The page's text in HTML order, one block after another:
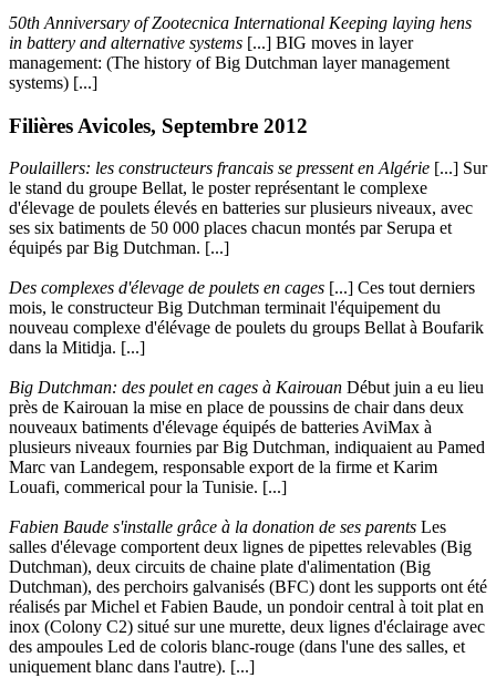
50th Anniversary of Zootecnica International Keeping laying hens
in battery and alternative systems [...] BIG moves in layer
management: (The history of Big Dutchman layer management
systems) [...]
Filières Avicoles, Septembre 2012
Poulaillers: les constructeurs francais se pressent en Algérie [...] Sur
le stand du groupe Bellat, le poster représentant le complexe
d'élevage de poulets élevés en batteries sur plusieurs niveaux, avec
ses six batiments de 50 000 places chacun montés par Serupa et
équipés par Big Dutchman. [...]
Des complexes d'élevage de poulets en cages [...] Ces tout derniers
mois, le constructeur Big Dutchman terminait l'équipement du
nouveau complexe d'élévage de poulets du groups Bellat à Boufarik
dans la Mitidja. [...]
Big Dutchman: des poulet en cages à Kairouan Début juin a eu lieu
près de Kairouan la mise en place de poussins de chair dans deux
nouveaux batiments d'élevage équipés de batteries AviMax à
plusieurs niveaux fournies par Big Dutchman, indiquaient au Pamed
Marc van Landegem, responsable export de la firme et Karim
Louafi, commerical pour la Tunisie. [...]
Fabien Baude s'installe grâce à la donation de ses parents Les
salles d'élevage comportent deux lignes de pipettes relevables (Big
Dutchman), deux circuits de chaine plate d'alimentation (Big
Dutchman), des perchoirs galvanisés (BFC) dont les supports ont été
réalisés par Michel et Fabien Baude, un pondoir central à toit plat en
inox (Colony C2) situé sur une murette, deux lignes d'éclairage avec
des ampoules Led de coloris blanc-rouge (dans l'une des salles, et
uniquement blanc dans l'autre). [...]